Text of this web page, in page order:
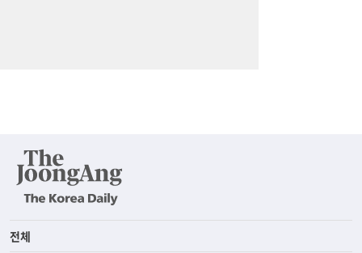
전체